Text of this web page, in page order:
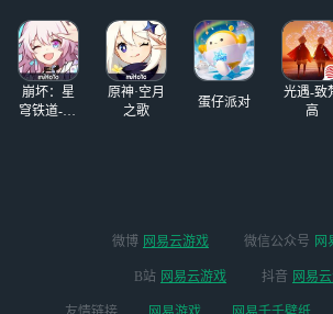
崩坏：星
穹铁道-4.4
原神·空月
之歌
蛋仔派对
光遇-致
高
微博 网易云游戏 微信公众号 网
B站 网易云游戏 抖音 网易